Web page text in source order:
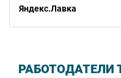
Яндекс.Лавка
РАБОТОДАТЕЛИ